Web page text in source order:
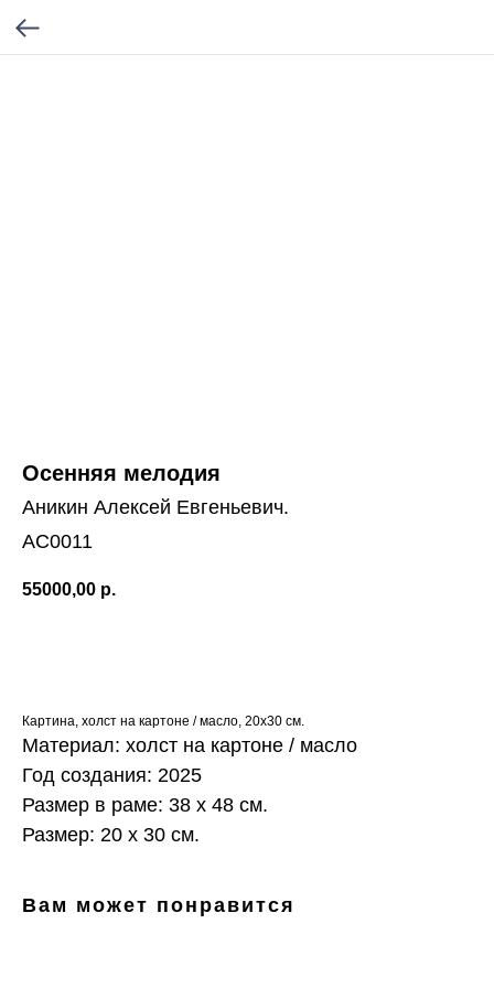
Осенняя мелодия
Аникин Алексей Евгеньевич.
AC0011
55000,00 р.
Картина, холст на картоне / масло, 20х30 см.
Материал: холст на картоне / масло
Год создания: 2025
Размер в раме: 38 х 48 см.
Размер: 20 х 30 см.
Вам может понравится